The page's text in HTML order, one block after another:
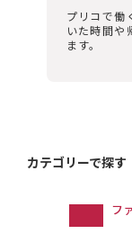
プリコで働
いた時間や
ます。
カテゴリーで探す
フ